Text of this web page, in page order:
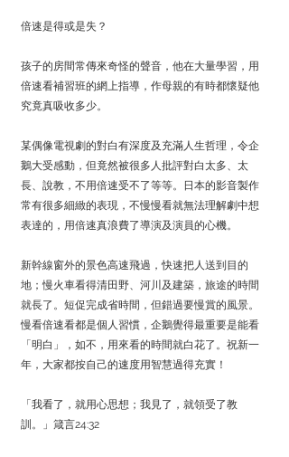
倍速是得或是失？
孩子的房間常傳來奇怪的聲音，他在大量學習，用
倍速看補習班的網上指導，作母親的有時都懷疑他
究竟真吸收多少。
某偶像電視劇的對白有深度及充滿人生哲理，令企
鵝大受感動，但竟然被很多人批評對白太多、太
長、說教，不用倍速受不了等等。日本的影音製作
常有很多細緻的表現，不慢慢看就無法理解劇中想
表達的，用倍速真浪費了導演及演員的心機。
新幹線窗外的景色高速飛過，快速把人送到目的
地；慢火車看得清田野、河川及建築，旅途的時間
就長了。短促完成省時間，但錯過要慢賞的風景。
慢看倍速看都是個人習慣，企鵝覺得最重要是能看
「明白」，如不，用來看的時間就白花了。祝新一
年，大家都按自己的速度用智慧過得充實！
「我看了，就用心思想；我見了，就領受了教
訓。」箴言24:32